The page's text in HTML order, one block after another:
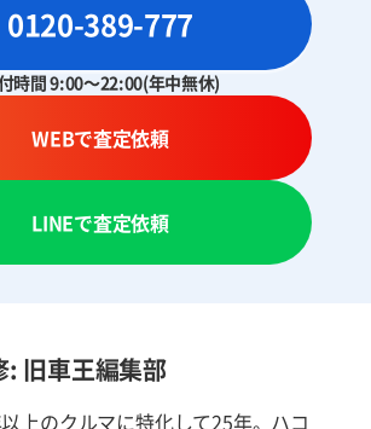
0120-389-777
時間 9:00～22:00(年中無休)
WEBで査定依頼
LINEで査定依頼
: 旧車王編集部
上のクルマに特化して25年。ハコ